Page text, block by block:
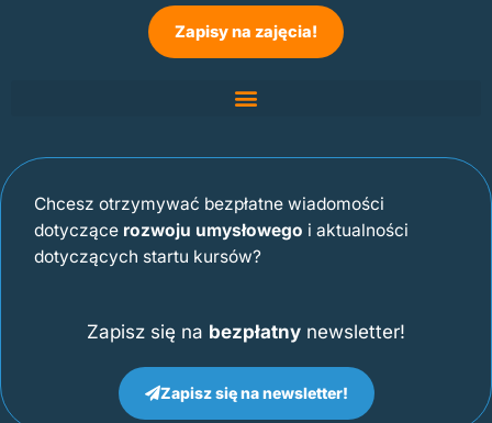
Zapisy na zajęcia!
Chcesz otrzymywać bezpłatne wiadomości
dotyczące rozwoju umysłowego i aktualności
dotyczących startu kursów?
Zapisz się na bezpłatny newsletter!
Zapisz się na newsletter!